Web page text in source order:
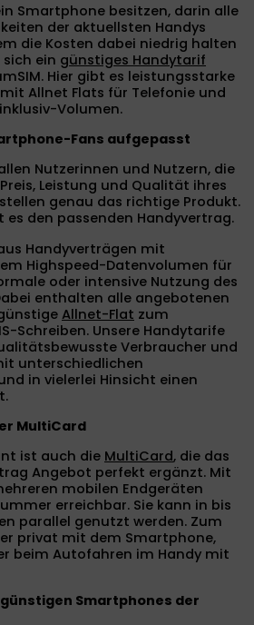
Smartphone besitzen, darin alle
der aktuellsten Handys
die Kosten dabei niedrig halten
ein günstiges Handytarif
Hier gibt es leistungsstarke
mit Allnet Flats für Telefonie und
Volumen.
Fans aufgepasst
Nutzerinnen und Nutzern, die
Leistung und Qualität ihres
genau das richtige Produkt.
es den passenden Handyvertrag.
Handyverträgen mit
Highspeed-Datenvolumen für
oder intensive Nutzung des
enthalten alle angebotenen
Allnet-Flat zum
Schreiben. Unsere Handytarife
Verbraucher und
unterschiedlichen
in vielerlei Hinsicht einen
MultiCard
ist auch die MultiCard, die das
Angebot perfekt ergänzt. Mit
mobilen Endgeräten
erreichbar. Sie kann in bis
parallel genutzt werden. Zum
privat mit dem Smartphone,
beim Autofahren im Handy mit
Smartphones der